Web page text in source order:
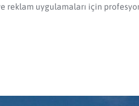
reklam uygulamaları için